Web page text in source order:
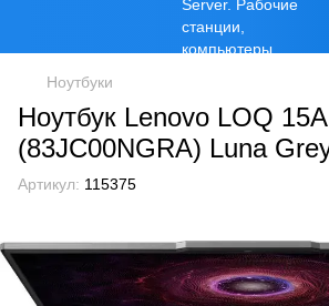
Ноутбуки
Ноутбук Lenovo LOQ
(83JC00NGRA) Luna
Артикул: 115375